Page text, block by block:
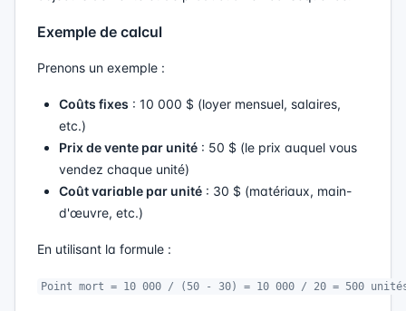
Exemple de calcul
Prenons un exemple :
Coûts fixes : 10 000 $ (loyer mensuel, salaires,
etc.)
Prix de vente par unité : 50 $ (le prix auquel vous
vendez chaque unité)
Coût variable par unité : 30 $ (matériaux, main-
d'œuvre, etc.)
En utilisant la formule :
Point mort = 10 000 / (50 - 30) = 10 000 / 20 = 500